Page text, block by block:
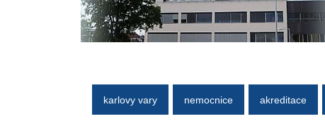
karlovy vary nemocnice akreditace